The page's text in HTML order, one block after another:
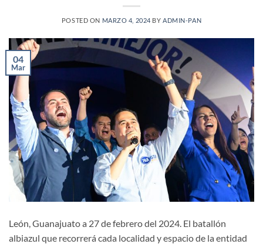
POSTED ON MARZO 4, 2024 BYADMIN-PAN
04
Mar
León, Guanajuato a 27 de febrero del 2024. El batallón
albiazul que recorrerá cada localidad y espacio de la entidad